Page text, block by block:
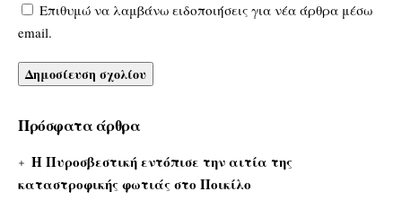
Επιθυμώ να λαμβάνω ειδοποιήσεις για νέα άρθρα μέσω
email.
Πρόσφατα άρθρα
Η Πυροσβεστική εντόπισε την αιτία της
καταστροφικής φωτιάς στο Ποικίλο